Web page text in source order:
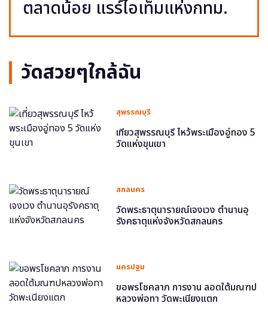
ตลาดน้อย แรร์ไอเท็มแห่งกทม.
วัดสวยๆใกล้ฉัน
สุพรรณบุรี
เที่ยวสุพรรณบุรี ไหว้พระเมืองอู่ทอง 5
วัดแห่งขุนเขา
สกลนคร
วัดพระธาตุนารายณ์เจงเวง ตำนานอุ
รังคธาตุแห่งจังหวัดสกลนคร
นครปฐม
ขอพรโชคลาภ การงาน ลอดใต้มณฑป
หลวงพ่อทา วัดพะเนียงแตก